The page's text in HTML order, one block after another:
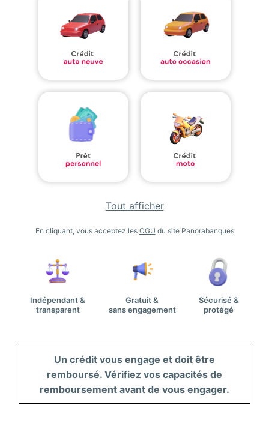
Tout afficher
En cliquant, vous acceptez les CGU du site Panorabanques
Indépendant &
transparent
Gratuit &
sans engagement
Sécurisé &
protégé
Un crédit vous engage et doit être
remboursé. Vérifiez vos capacités de
remboursement avant de vous engager.